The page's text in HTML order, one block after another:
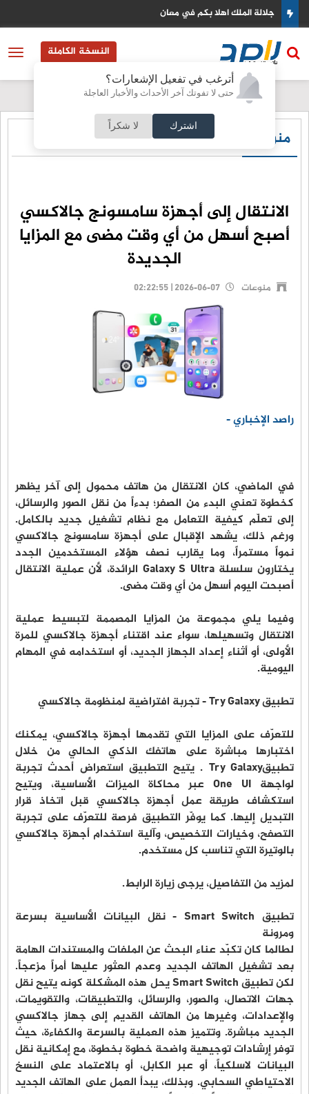
أترغب في تفعيل الإشعارات؟
حتى لا تفوتك آخر الأحداث والأخبار العاجلة
اشترك لا شكراً
الملك اهلا بكم في معان
النسخة الكاملة
منوعات
الانتقال إلى أجهزة سامسونج جالاكسي
أصبح أسهل من أي وقت مضى مع المزايا
الجديدة
منوعات
راصد الإخباري -
في الماضي، كان الانتقال من هاتف محمول إلى آخر يظهر
كخطوة تعني البدء من الصفر؛ بدءاً من نقل الصور والرسائل،
إلى تعلّم كيفية التعامل مع نظام تشغيل جديد بالكامل.
ورغم ذلك، يشهد الإقبال على أجهزة سامسونج جالاكسي
نمواً مستمراً، وما يقارب نصف هؤلاء المستخدمين الجدد
يختارون سلسلة Galaxy S Ultra الرائدة، لأن عملية الانتقال
أصبحت اليوم أسهل من أي وقت مضى.
وفيما يلي مجموعة من المزايا المصممة لتبسيط عملية
الانتقال وتسهيلها، سواء عند اقتناء أجهزة جالاكسي للمرة
الأولى، أو أثناء إعداد الجهاز الجديد، أو استخدامه في المهام
اليومية.
تطبيق Try Galaxy - تجربة افتراضية لمنظومة جالاكسي
للتعرّف على المزايا التي تقدمها أجهزة جالاكسي، يمكنك
اختبارها مباشرة على هاتفك الذكي الحالي من خلال
تطبيقTry Galaxy . يتيح التطبيق استعراض أحدث تجربة
لواجهة One UI عبر محاكاة الميزات الأساسية، ويتيح
استكشاف طريقة عمل أجهزة جالاكسي قبل اتخاذ قرار
التبديل إليها. كما يوفّر التطبيق فرصة للتعرّف على تجربة
التصفح، وخيارات التخصيص، وآلية استخدام أجهزة جالاكسي
بالوتيرة التي تناسب كل مستخدم.
لمزيد من التفاصيل، يرجى زيارة الرابط.
تطبيق Smart Switch - نقل البيانات الأساسية بسرعة
ومرونة
لطالما كان تكبّد عناء البحث عن الملفات والمستندات الهامة
بعد تشغيل الهاتف الجديد وعدم العثور عليها أمراً مزعجاً.
لكن تطبيق Smart Switch يحل هذه المشكلة كونه يتيح نقل
جهات الاتصال، والصور، والرسائل، والتطبيقات، والتقويمات،
والإعدادات، وغيرها من الهاتف القديم إلى جهاز جالاكسي
الجديد مباشرة. وتتميز هذه العملية بالسرعة والكفاءة، حيث
توفر إرشادات توجيهية واضحة خطوة بخطوة، مع إمكانية نقل
البيانات لاسلكياً، أو عبر الكابل، أو بالاعتماد على النسخ
الاحتياطي السحابي. وبذلك، يبدأ العمل على الهاتف الجديد